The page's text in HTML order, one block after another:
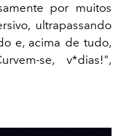
por muitos
ultrapassando
e, acima de tudo,
se, v*dias!",